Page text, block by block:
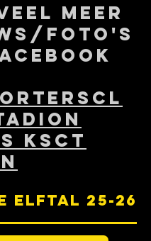
MEER
FOTO's
KSCT
elftal 25-26